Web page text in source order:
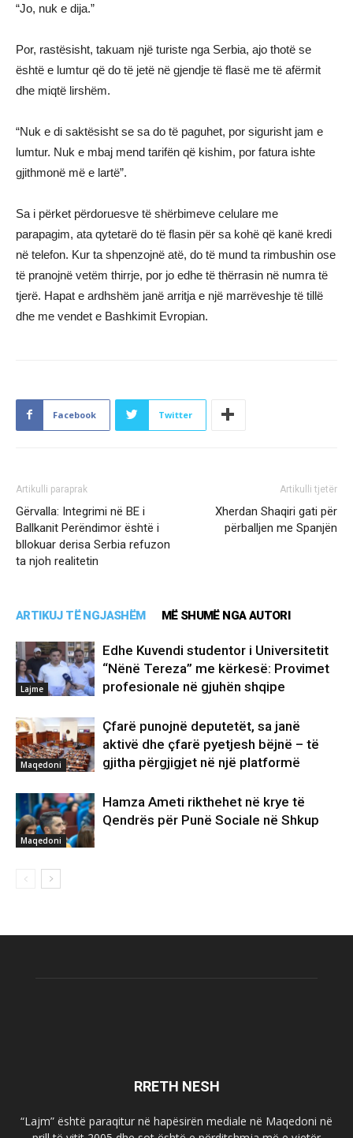
“Jo, nuk e dija.”
Por, rastësisht, takuam një turiste nga Serbia, ajo thotë se
është e lumtur që do të jetë në gjendje të flasë me të afërmit
dhe miqtë lirshëm.
“Nuk e di saktësisht se sa do të paguhet, por sigurisht jam e
lumtur. Nuk e mbaj mend tarifën që kishim, por fatura ishte
gjithmonë më e lartë”.
Sa i përket përdoruesve të shërbimeve celulare me
parapagim, ata qytetarë do të flasin për sa kohë që kanë kredi
në telefon. Kur ta shpenzojnë atë, do të mund ta rimbushin ose
të pranojnë vetëm thirrje, por jo edhe të thërrasin në numra të
tjerë. Hapat e ardhshëm janë arritja e një marrëveshje të tillë
dhe me vendet e Bashkimit Evropian.
Facebook Twitter
Artikulli paraprak
Gërvalla: Integrimi në BE i
Ballkanit Perëndimor është i
bllokuar derisa Serbia refuzon
ta njoh realitetin
Artikulli tjetër
Xherdan Shaqiri gati për
përballjen me Spanjën
ARTIKUJ TË NGJASHËM MË SHUMË NGA AUTORI
Lajme
Edhe Kuvendi studentor i Universitetit
“Nënë Tereza” me kërkesë: Provimet
profesionale në gjuhën shqipe
Maqedoni
Çfarë punojnë deputetët, sa janë
aktivë dhe çfarë pyetjesh bëjnë – të
gjitha përgjigjet në një platformë
Maqedoni
Hamza Ameti rikthehet në krye të
Qendrës për Punë Sociale në Shkup
RRETH NESH
“Lajm” është paraqitur në hapësirën mediale në Maqedoni në